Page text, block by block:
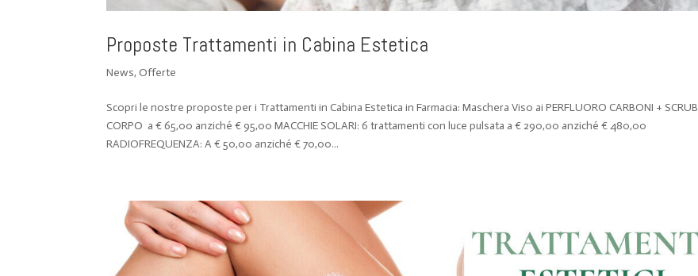
Proposte Trattamenti in Cabina Estetica
News,Offerte
Scopri le nostre proposte per i Trattamenti in Cabina Estetica in Farmacia: Maschera Viso ai PERFLUORO CARBONI + SCRUB
CORPO a € 65,00 anziché € 95,00 MACCHIE SOLARI: 6 trattamenti con luce pulsata a € 290,00 anziché € 480,00
RADIOFREQUENZA: A € 50,00 anziché € 70,00...